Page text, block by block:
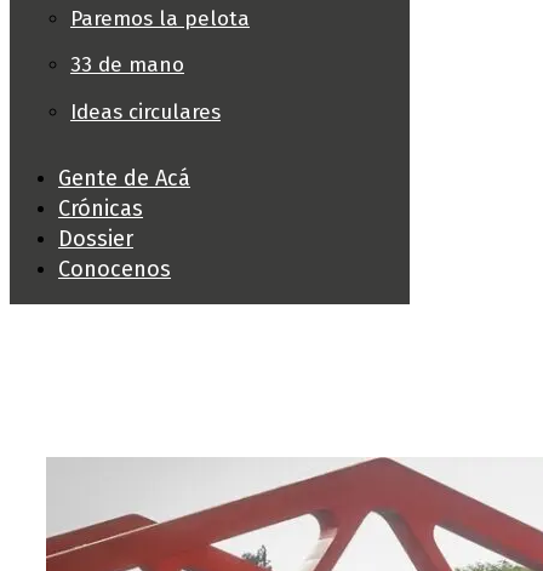
Paremos la pelota
33 de mano
Ideas circulares
Gente de Acá
Crónicas
Dossier
Conocenos